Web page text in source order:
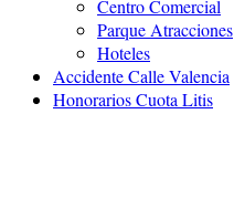
Centro Comercial
Parque Atracciones
Hoteles
Accidente Calle Valencia
Honorarios Cuota Litis